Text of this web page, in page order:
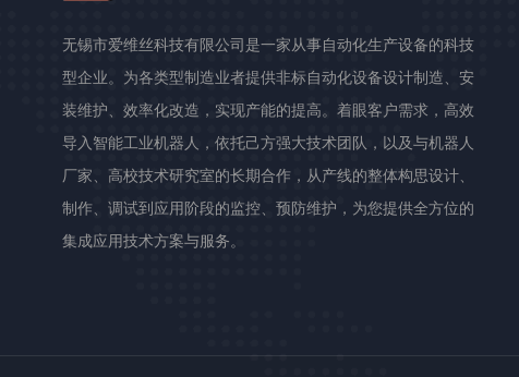
无锡市爱维丝科技有限公司是一家从事自动化生产设备的科技
型企业。为各类型制造业者提供非标自动化设备设计制造、安
装维护、效率化改造，实现产能的提高。着眼客户需求，高效
导入智能工业机器人，依托己方强大技术团队，以及与机器人
厂家、高校技术研究室的长期合作，从产线的整体构思设计、
制作、调试到应用阶段的监控、预防维护，为您提供全方位的
集成应用技术方案与服务。